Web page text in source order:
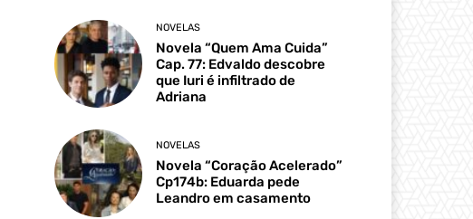
NOVELAS
Novela “Quem Ama Cuida”
Cap. 77: Edvaldo descobre
que Iuri é infiltrado de
Adriana
NOVELAS
Novela “Coração Acelerado”
Cp174b: Eduarda pede
Leandro em casamento